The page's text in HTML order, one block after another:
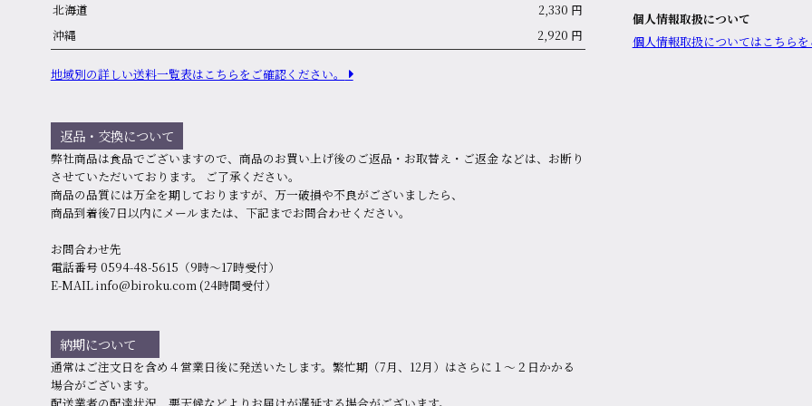
北海道
2,330 円
沖縄
2,920 円
地域別の詳しい送料⼀覧表はこちらをご確認ください。
返品・交換について
弊社商品は食品でございますので、商品のお買い上げ後のご返品・お取替え・ご返金 などは、お断り
させていただいております。 ご了承ください。
商品の品質には万全を期しておりますが、万⼀破損や不良がございましたら、
商品到着後7⽇以内にメールまたは、下記までお問合わせください。
お問合わせ先
電話番号 0594-48-5615（9時〜17時受付）
E-MAIL info@biroku.com (24時間受付）
納期について
通常はご注文日を含め４営業日後に発送いたします。繁忙期（7月、12月）はさらに１～２日かかる
場合がございます。
個人情報取扱について
個⼈情報取扱についてはこちらを